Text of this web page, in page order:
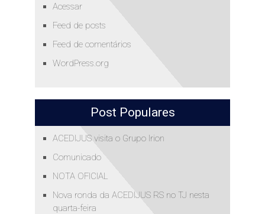
Acessar
Feed de posts
Feed de comentários
WordPress.org
Post Populares
ACEDIJUS visita o Grupo Irion
Comunicado
NOTA OFICIAL
Nova ronda da ACEDIJUS RS no TJ nesta
quarta-feira